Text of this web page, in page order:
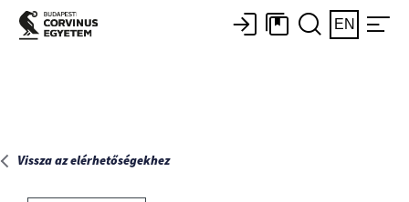
Főoldal
EN
Vissza az elérhetőségekhez